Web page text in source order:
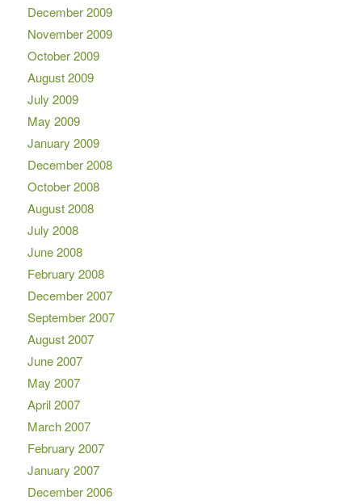
December 2009
November 2009
October 2009
August 2009
July 2009
May 2009
January 2009
December 2008
October 2008
August 2008
July 2008
June 2008
February 2008
December 2007
September 2007
August 2007
June 2007
May 2007
April 2007
March 2007
February 2007
January 2007
December 2006